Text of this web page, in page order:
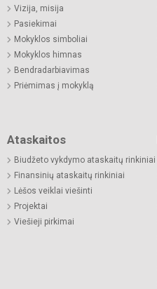
Vizija, misija
Pasiekimai
Mokyklos simboliai
Mokyklos himnas
Bendradarbiavimas
Priėmimas į mokyklą
Ataskaitos
Biudžeto vykdymo ataskaitų rinkiniai
Finansinių ataskaitų rinkiniai
Lėšos veiklai viešinti
Projektai
Viešieji pirkimai